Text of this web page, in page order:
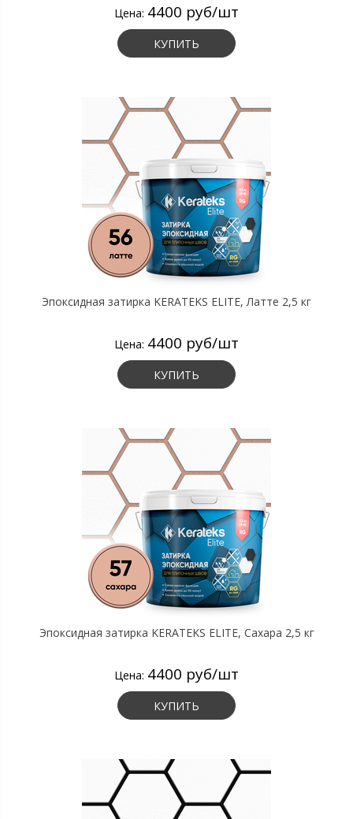
Цена: 4400 руб/шт
КУПИТЬ
Эпоксидная затирка KERATEKS ELITE, Латте 2,5 кг
Цена: 4400 руб/шт
КУПИТЬ
Эпоксидная затирка KERATEKS ELITE, Сахара 2,5 кг
Цена: 4400 руб/шт
КУПИТЬ